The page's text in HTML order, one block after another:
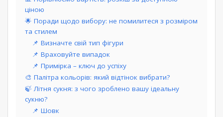
ціною
🌟 Поради щодо вибору: не помилитеся з розміром
та стилем
📌 Визначте свій тип фігури
📌 Враховуйте випадок
📌 Примірка – ключ до успіху
🎨 Палітра кольорів: який відтінок вибрати?
🍃 Літня сукня: з чого зроблено вашу ідеальну
сукню?
📌 Шовк